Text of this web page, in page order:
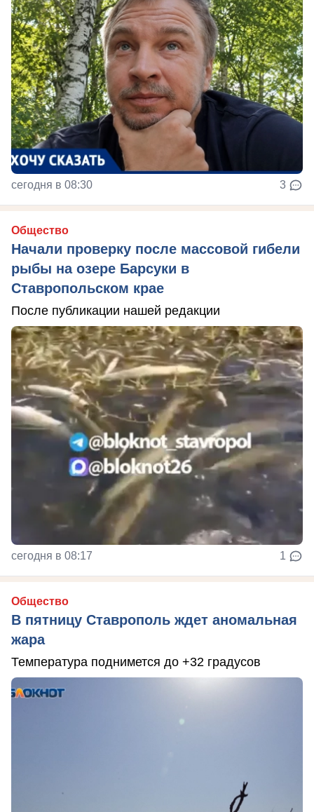
сегодня в 08:30 3
Общество
Начали проверку после массовой гибели
рыбы на озере Барсуки в
Ставропольском крае
После публикации нашей редакции
сегодня в 08:17 1
Общество
В пятницу Ставрополь ждет аномальная
жара
Температура поднимется до +32 градусов